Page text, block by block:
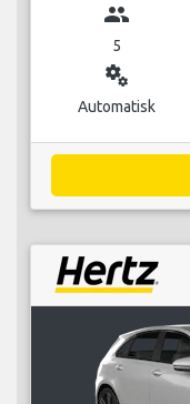
group
5
miscellaneous_services
Automatisk